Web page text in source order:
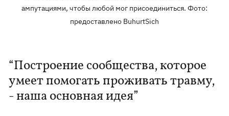
ампутациями, чтобы любой мог присоединиться. Фото:
предоставлено BuhurtSich
“Построение сообщества, которое
умеет помогать проживать травму,
- наша основная идея”